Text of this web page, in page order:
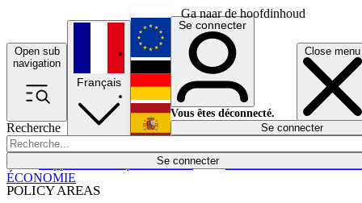
Ga naar de hoofdinhoud
Open sub
navigation
Close menu
Recherche
Se connecter
POLICY AREAS
Économie
Français
English
Deutsch
Español
Se connecter
Vous êtes déconnecté.
Se connecter
ÉCONOMIE